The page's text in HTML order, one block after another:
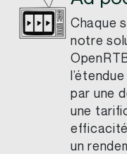
Chaque
notre
par une
une
un